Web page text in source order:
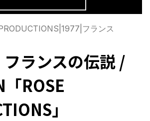
1977 フランス
ランスの伝説 /
ROSE
」